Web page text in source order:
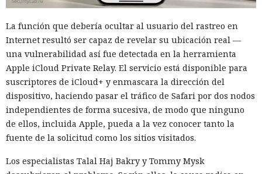
compilaron el conjunto khunt directamente dentro de la
base, sin alojar archivos en el servidor. Según Huntress, esta
técnica se registra con muy poca frecuencia.
El conjunto incluía varios componentes. KhuntCmd lanzaba
cmd.exe y ejecutaba comandos del sistema operativo
mediante consultas SQL. KhuntHash accedía a la tabla
interna de usuarios de Oracle y escribía nombres de
cuentas y contraseñas en un archivo. KhuntFS permitía
comprobar la instalación exitosa de la herramienta.
La función que debería ocultar al usuario del rastreo en
Internet resultó ser capaz de revelar su ubicación real —
una vulnerabilidad así fue detectada en la herramienta
Apple iCloud Private Relay. El servicio está disponible para
suscriptores de iCloud+ y enmascara la dirección del
dispositivo, haciendo pasar el tráfico de Safari por dos nodos
independientes de forma sucesiva, de modo que ninguno
de ellos, incluida Apple, pueda a la vez conocer tanto la
fuente de la solicitud como los sitios visitados.
Los especialistas Talal Haj Bakry y Tommy Mysk